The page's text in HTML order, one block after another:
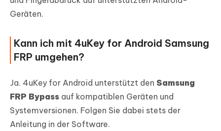
Geräten.
Kann ich mit 4uKey for Android Samsung
FRP umgehen?
Ja. 4uKey for Android unterstützt den Samsung
FRP Bypass auf kompatiblen Geräten und
Systemversionen. Folgen Sie dabei stets der
Anleitung in der Software.